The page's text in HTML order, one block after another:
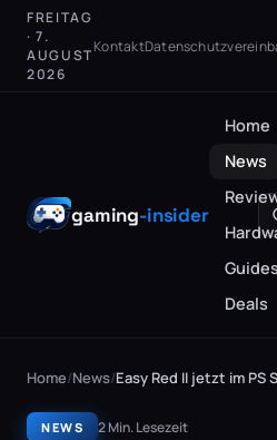
FREITAG
· 7.
AUGUST
2026
Kontakt
gaming-insider
Home
News
Guides
Deals
Home/News/Easy Red II jetzt im PS
NEWS 2 Min. Lesezeit